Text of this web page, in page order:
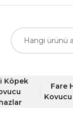
Köpek
Fare